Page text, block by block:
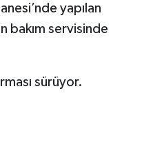
yapılan
bakım servisinde
sürüyor.